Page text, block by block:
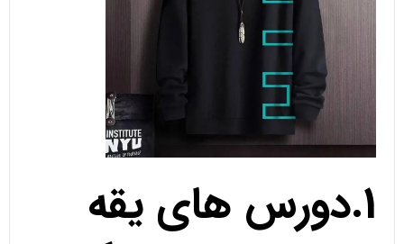
1.دورس های یقه